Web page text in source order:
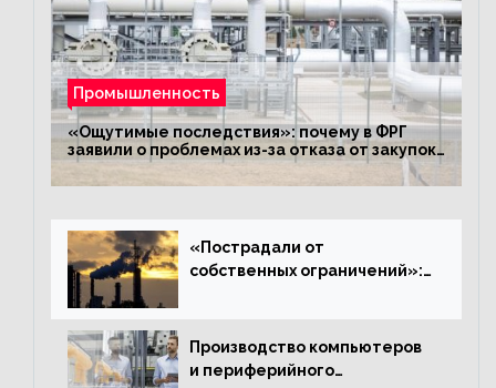
Промышленность
«Ощутимые последствия»: почему в ФРГ
заявили о проблемах из-за отказа от закупок
российского газа
«Пострадали от
собственных ограничений»:
промышленности
Производство компьютеров
и периферийного